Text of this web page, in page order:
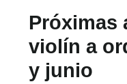
Próximas
violín a
y junio